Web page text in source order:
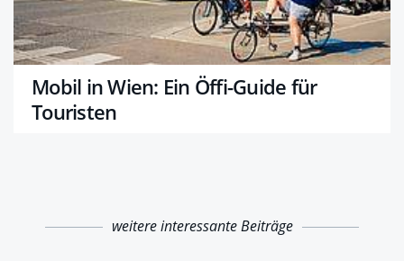
Mobil in Wien: Ein Öffi-Guide für
Touristen
weitere interessante Beiträge